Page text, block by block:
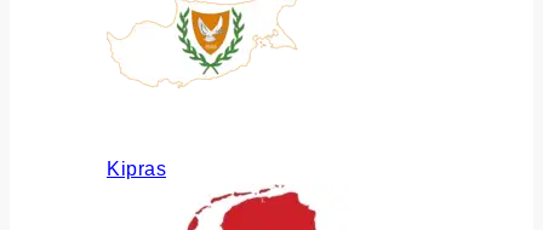
Kipras